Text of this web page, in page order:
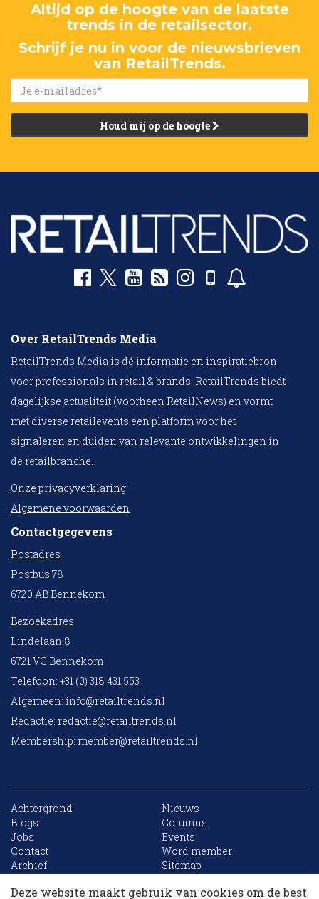
Altijd op de hoogte van de laatste
trends in de retailsector.
Schrijf je nu in voor de nieuwsbrieven
van RetailTrends.
Houd mij op de hoogte
Over RetailTrends Media
RetailTrends Media is dé informatie en inspiratiebron
voor professionals in retail & brands. RetailTrends biedt
dagelijkse actualiteit (voorheen RetailNews) en vormt
met diverse retailevents een platform voor het
signaleren en duiden van relevante ontwikkelingen in
de retailbranche.
Onze privacyverklaring
Algemene voorwaarden
Contactgegevens
Postadres
Postbus 78
6720 AB Bennekom
Bezoekadres
Lindelaan 8
6721 VC Bennekom
Telefoon: +31 (0) 318 431 553
Algemeen: info@retailtrends.nl
Redactie: redactie@retailtrends.nl
Membership: member@retailtrends.nl
Achtergrond
Nieuws
Blogs
Columns
Jobs
Events
Contact
Word member
Archief
Sitemap
Deze website maakt gebruik van cookies om de best